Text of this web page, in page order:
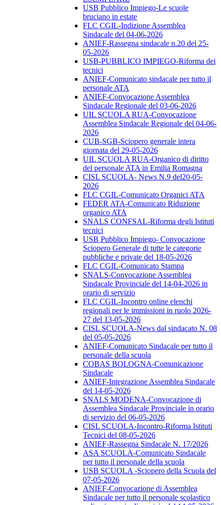
USB Pubblico Impiego-Le scuole
bruciano in estate
FLC CGIL-Indizione Assemblea
Sindacale del 04-06-2026
ANIEF-Rassegna sindacale n.20 del 25-
05-2026
USB-PUBBLICO IMPIEGO-Riforma dei
tecnici
ANIEF-Comunicato sindacale per tutto il
personale ATA
ANIEF-Convocazione Assemblea
Sindacale Regionale del 03-06-2026
UIL SCUOLA RUA-Convocazione
Assemblea Sindacale Regionale del 04-06-
2026
CUB-SGB-Sciopero generale intera
giornata del 29-05-2026
UIL SCUOLA RUA-Organico di diritto
del personale ATA in Emilia Romagna
CISL SCUOLA- News N.9 del20-05-
2026
FLC CGIL-Comunicato Organici ATA
FEDER ATA-Comunicato Riduzione
organico ATA
SNALS CONFSAL-Riforma degli Istituti
tecnici
USB Pubblico Impiego- Convocazione
Sciopero Generale di tutte le categorie
pubbliche e private del 18-05-2026
FLC CGIL-Comunicato Stampa
SNALS-Convocazione Assemblea
Sindacale Provinciale del 14-04-2026 in
orario di servizio
FLC CGIL-Incontro online elenchi
regionali per le immissioni in ruolo 2026-
27 del 13-05-2026
CISL SCUOLA-News dal sindacato N. 08
del 05-05-2026
ANIEF-Comunicato Sindacale per tutto il
personale della scuola
COBAS BOLOGNA-Comunicazione
Sindacale
ANIEF-Integrazione Assemblea Sindacale
del 14-05-2026
SNALS MODENA-Convocazione di
Assemblea Sindacale Provinciale in orario
di servizio del 06-05-2026
CISL SCUOLA-Incontro-Riforma Istituti
Tecnici del 08-05-2026
ANIEF-Rassegna Sindacale N. 17/2026
ASA SCUOLA-Comunicato Sindacale
per tutto il personale della scuola
USB SCUOLA -Sciopero della Scuola del
07-05-2026
ANIEF-Convocazione di Assemblea
Sindacale per tutto il personale scolastico